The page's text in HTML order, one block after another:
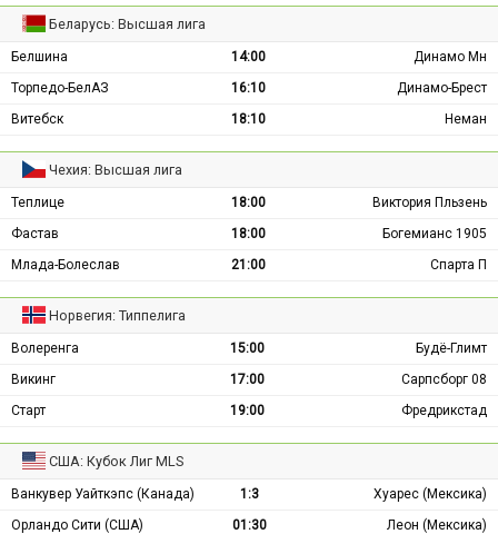
Беларусь: Высшая лига
Белшина 14:00
Динамо Мн
Торпедо-БелАЗ
16:10
Динамо-Брест
Витебск
18:10 Неман
Чехия: Высшая лига
Теплице 18:00
Виктория Пльзень
Фастав
18:00
Богемианс 1905
Млада-Болеслав
21:00 Спарта П
Норвегия: Типпелига
Волеренга 15:00
Будё-Глимт
Викинг
17:00
Сарпсборг 08
Старт
19:00 Фредрикстад
США: Кубок Лиг MLS
Ванкувер Уайткэпс (Канада) 1:3
Хуарес (Мексика)
Орландо Сити (США)
01:30
Леон (Мексика)